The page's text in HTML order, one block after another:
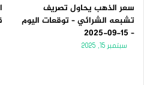
سعر الذهب يحاول تصريف
تشبعه الشرائي – توقعات اليوم
– 15-09-2025
سبتمبر 15, 2025